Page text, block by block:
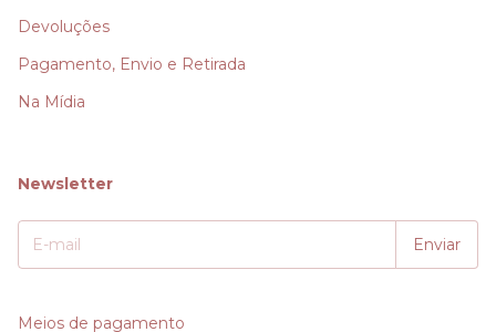
Devoluções
Pagamento, Envio e Retirada
Na Mídia
Newsletter
Meios de pagamento